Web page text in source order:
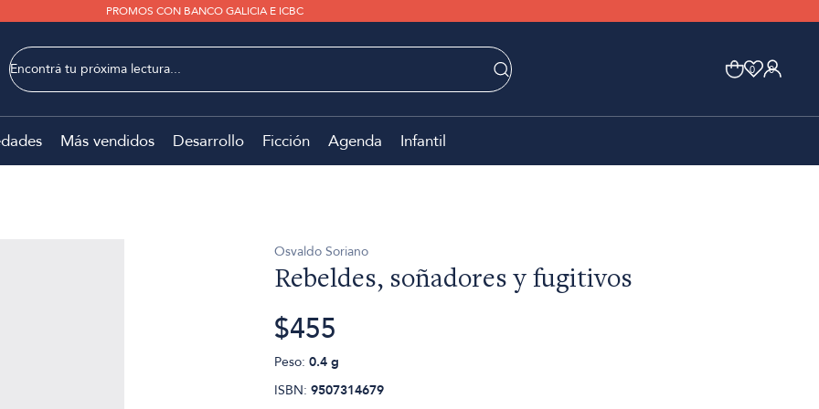
PROMOS CON BANCO GALICIA E ICBC
0 0
Más vendidos Desarrollo Ficción Agenda Infantil
Osvaldo Soriano
Rebeldes, soñadores y fugitivos
$455
Peso: 0.4 g
ISBN: 9507314679